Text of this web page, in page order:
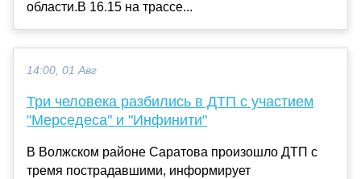
области.В 16.15 на трассе...
14:00, 01 Авг
Три человека разбились в ДТП с участием
"Мерседеса" и "Инфинити"
В Волжском районе Саратова произошло ДТП с
тремя пострадавшими, информирует